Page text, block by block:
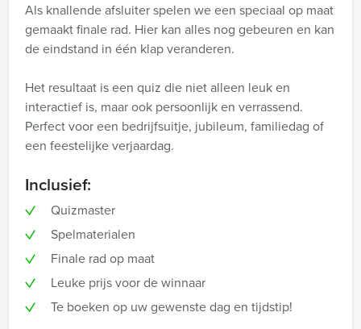
Als knallende afsluiter spelen we een speciaal op maat
gemaakt finale rad. Hier kan alles nog gebeuren en kan
de eindstand in één klap veranderen.
Het resultaat is een quiz die niet alleen leuk en
interactief is, maar ook persoonlijk en verrassend.
Perfect voor een bedrijfsuitje, jubileum, familiedag of
een feestelijke verjaardag.
Inclusief:
Quizmaster
Spelmaterialen
Finale rad op maat
Leuke prijs voor de winnaar
Te boeken op uw gewenste dag en tijdstip!